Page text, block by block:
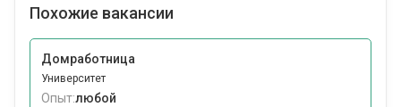
Похожие вакансии
Домработница
Университет
Опыт:любой